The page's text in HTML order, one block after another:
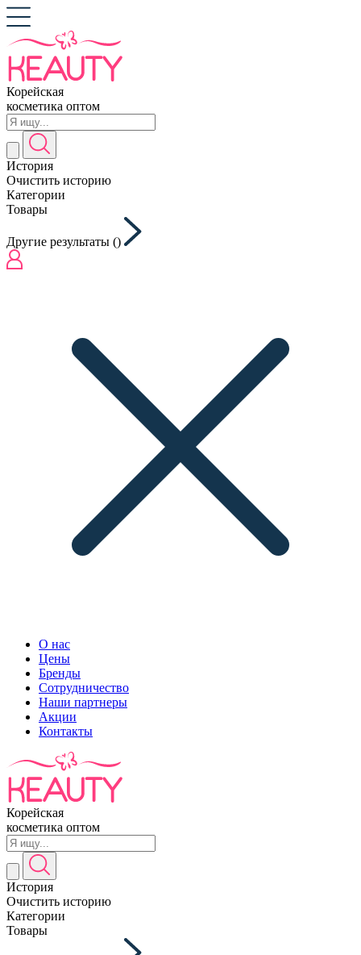
Корейская
косметика оптом
История
Очистить историю
Категории
Товары
Другие результаты ()
О нас
Цены
Бренды
Сотрудничество
Наши партнеры
Акции
Контакты
Корейская
косметика оптом
История
Очистить историю
Категории
Товары